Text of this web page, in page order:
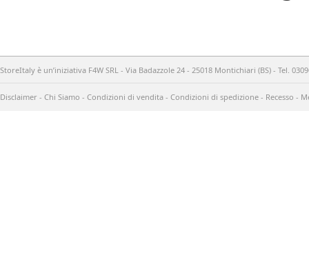
StoreItaly è un’iniziativa F4W SRL - Via Badazzole 24 - 25018 Montichiari (BS) - Tel.
Disclaimer - Chi Siamo - Condizioni di vendita - Condizioni di spedizione - Recesso -